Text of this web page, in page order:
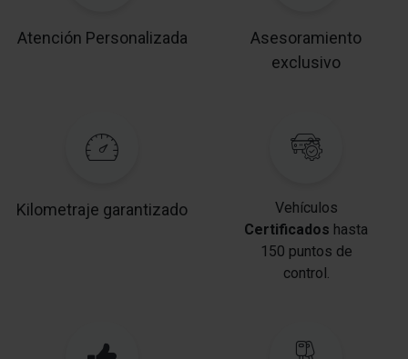
Atención Personalizada
Asesoramiento
exclusivo
Kilometraje garantizado
Vehículos
Certificados hasta
150 puntos de
control.